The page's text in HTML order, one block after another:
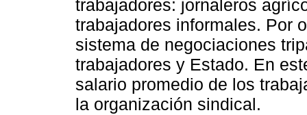
trabajadores: jornaleros
trabajadores informales. Por
sistema de negociaciones
trabajadores y Estado. En
salario promedio de los
la organización sindical.